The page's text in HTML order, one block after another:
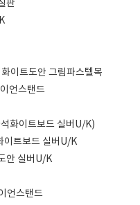
판
이트도안 그림파스텔목
언스탠드
화이트보드 실버U/K)
이트보드 실버U/K
안 실버U/K
언스탠드